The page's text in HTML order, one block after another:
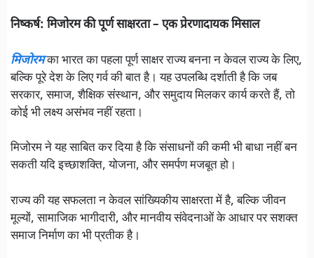
निष्कर्ष: मिजोरम की पूर्ण साक्षरता – एक प्रेरणादायक मिसाल
मिजोरमका भारत का पहला पूर्ण साक्षर राज्य बनना न केवल राज्य के लिए,
बल्कि पूरे देश के लिए गर्व की बात है। यह उपलब्धि दर्शाती है कि जब
सरकार, समाज, शैक्षिक संस्थान, और समुदाय मिलकर कार्य करते हैं, तो
कोई भी लक्ष्य असंभव नहीं रहता।
मिजोरम ने यह साबित कर दिया है कि संसाधनों की कमी भी बाधा नहीं बन
सकती यदि इच्छाशक्ति, योजना, और समर्पण मजबूत हो।
राज्य की यह सफलता न केवल सांख्यिकीय साक्षरता में है, बल्कि जीवन
मूल्यों, सामाजिक भागीदारी, और मानवीय संवेदनाओं के आधार पर सशक्त
समाज निर्माण का भी प्रतीक है।